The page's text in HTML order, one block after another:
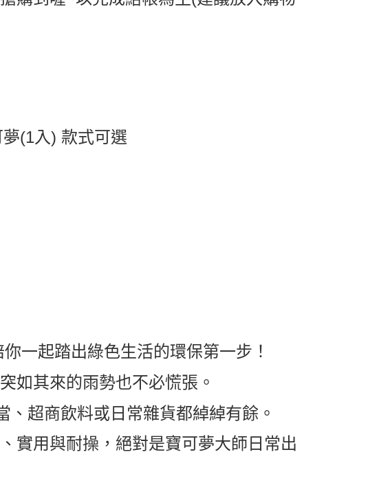
(1入) 款式可選
一起踏出綠色生活的環保第一步！
如其來的雨勢也不必慌張。
、超商飲料或日常雜貨都綽綽有餘。
實用與耐操，絕對是寶可夢大師日常出